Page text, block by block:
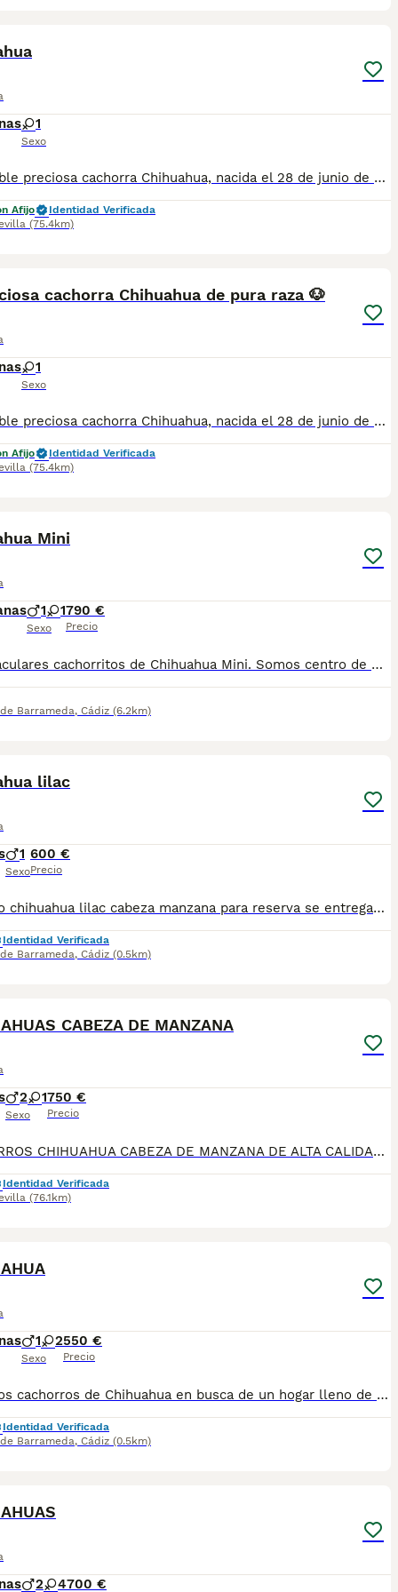
1
Sexo
Disponible preciosa cachorra Chihuahua, nacida el 28 de junio de 2026. Color: sable, un tono muy bonito y elegante que realza su expresión y belleza. Procede de una excelente línea de sangre, criada en un ambiente familiar, con mucho cariño y una correcta socialización desde sus primeros días de vida. Destaca por su bonita morfología, cabeza tipo manzana, hocico corto y un carácter dulce, cariñoso y equilibrado, ideal como compañera de vida. La cachorra se entregará a partir de los Dos meses de edad, desparasitada según su edad, con cartilla veterinaria, y las vacunas correspondientes. Se enviarán fotos y vídeos actualizados para que puedas seguir su evolución hasta el día de la entrega. Se prioriza la entrega en mano para garantizar el bienestar de la cachorra y que el nuevo propietario pueda conocerla personalmente. También existe la posibilidad de desplazarnos hasta el lugar de entrega, previo acuerdo entre ambas partes. Buscamos una familia responsable que le ofrezca el hogar, el cariño y los cuidados que merece. Para más información, fotos, vídeos o cualquier consulta, no dudes en ponerte en contacto.
Afijo
Identidad Verificada
(75.4km)
cachorra Chihuahua de pura raza 🐶
1
Sexo
Disponible preciosa cachorra Chihuahua, nacida el 28 de junio de 2026. Color: sable, un tono muy bonito y elegante que realza su expresión y belleza. Procede de una excelente línea de sangre, criada en un ambiente familiar, con mucho cariño y una correcta socialización desde sus primeros días de vida. Destaca por su bonita morfología, cabeza tipo manzana, hocico corto y un carácter dulce, cariñoso y equilibrado, ideal como compañera de vida. La cachorra se entregará a partir de los Dos meses de edad, desparasitada según su edad, con cartilla veterinaria, y las vacunas correspondientes. Se enviarán fotos y vídeos actualizados para que puedas seguir su evolución hasta el día de la entrega. Se prioriza la entrega en mano para garantizar el bienestar de la cachorra y que el nuevo propietario pueda conocerla personalmente. También existe la posibilidad de desplazarnos hasta el lugar de entrega, previo acuerdo entre ambas partes. Buscamos una familia responsable que le ofrezca el hogar, el cariño y los cuidados que merece. Para más información, fotos, vídeos o cualquier consulta, no dudes en ponerte en contacto.
Afijo
Identidad Verificada
(75.4km)
Mini
1 1
Sexo
790 €
Precio
Espectaculares cachorritos de Chihuahua Mini. Somos centro de mascotas con años de experiencia. Diariamente cuidamos, supervisamos y mimamos a nuestros cachorritos. Los entregamos con Revisión Veterinaria, Factura de compra, garantía vírica, formulario de reconocimiento de raza pura, junto con su cartilla de vacunación y desparasitacion al día de la entrega. Hacemos envíos a toda la península y Baleares mediante servicio propio de transporte. Posibilidad de pago contrareembolso. Para más información no dude en contactar con nosotros. TLF: 649297709. Solo atiendo wasap o tlf. Gracias
Barrameda, Cádiz (6.2km)
lilac
1
Sexo
600 €
Precio
Precioso chihuahua lilac cabeza manzana para reserva se entregan con 2 meses con vacunas al dia, desparacitado y contrato QUIERES UN CHIHUAHUA? A QUE ESPERAS PA LLAMARNOS😊🐶
Identidad Verificada
Barrameda, Cádiz (0.5km)
CABEZA DE MANZANA
2 1
Sexo
750 €
Precio
CACHORROS CHIHUAHUA CABEZA DE MANZANA DE ALTA CALIDAD 🐶✨ DISPONIBLES PRECIOSOS CACHORROS DE CHIHUAHUA CABEZA DE MANZANA, DE ALTA CALIDAD. MADRE LÍNEA RUSA PADRE LÍNEA RUSA Y THAILANDESA, DESTACANDO POR SU EXCELENTE MORFOLOGÍA, BONITA CABEZA DE MANZANA, BUEN HUESO Y EXCELENTE CARÁCTER. CACHORROS CRIADOS CON MUCHA DEDICACIÓN, MUY BIEN SOCIALIZADOS Y ACOSTUMBRADOS AL AMBIENTE FAMILIAR. IDEALES PARA PERSONAS QUE BUSCAN CALIDAD EN LA RAZA. SE ENTREGAN CON: ✔ CARTILLA SANITARIA ✔ CICLO DE VACUNACIÓN SEGÚN EDAD ✔ DESPARASITACIONES INTERNAS Y EXTERNAS ✔ MICROCHIP ✔ PASAPORTE PASAPORTE PUESTO A NOMBRE DEL NUEVO PROPIETARIO (dependiendo ubicacion) 📞 PARA MÁS INFORMACIÓN, FOTOS O RESERVAS CONTACTAR SIN COMPROMISO. 🐾 INSTAGRAN: LATIDOS DEL SUR CON AMOR ❤️ FACEBOOK Y TIKTOK 👆👆 TELEFONO:692918573
Identidad Verificada
(76.1km)
1 2
Sexo
550 €
Precio
Preciosos cachorros de Chihuahua en busca de un hogar lleno de cariño. Criados en ambiente familiar, bien socializados y con todos los cuidados necesarios para garantizar su bienestar. ✔️ Disponibles machos y hembras (según disponibilidad). ✔️ Se entregan desparasitados y con la cartilla veterinaria al día. ✔️ Padres sanos y de excelente carácter. ✔️ Ideales como compañeros por su pequeño tamaño y personalidad cariñosa. Si buscas un nuevo miembro para tu familia y quieres más información, fotos o reservar un cachorro, no dudes en ponerte en contacto. 624 08 20 74
Identidad Verificada
Barrameda, Cádiz (0.5km)
2 4700 €